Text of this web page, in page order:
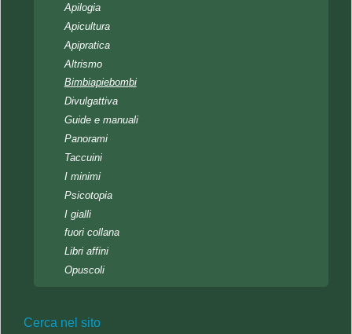
Apilogia
Apicultura
Apipratica
Altrismo
Bimbiapiebombi
Divulgattiva
Guide e manuali
Panorami
Taccuini
I minimi
Psicotopia
I gialli
fuori collana
Libri affini
Opuscoli
Cerca nel sito